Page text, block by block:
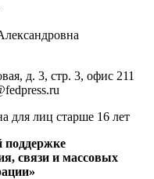
д. 3, стр. 3, офис 211
для лиц старше 16 лет
поддержке
связи и массовых